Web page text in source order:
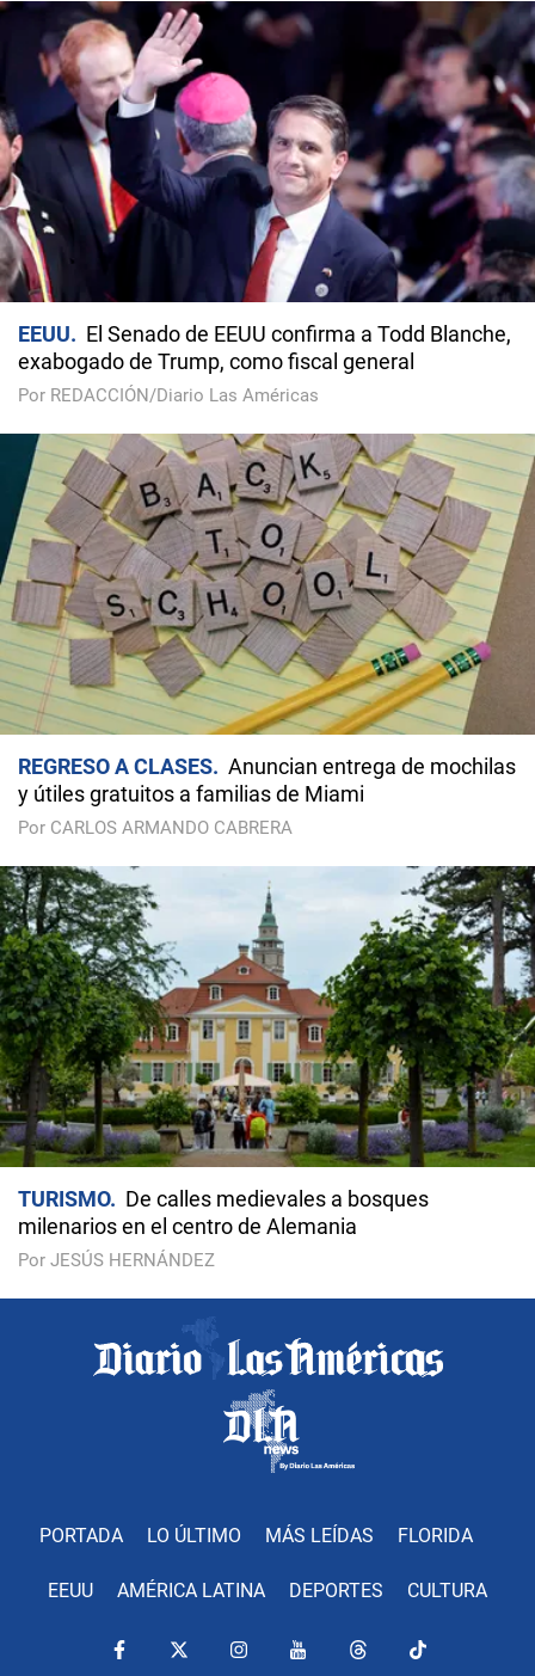
EEUU
El Senado de EEUU confirma a Todd Blanche,
exabogado de Trump, como fiscal general
Por REDACCIÓN/Diario Las Américas
REGRESO A CLASES
Anuncian entrega de mochilas
y útiles gratuitos a familias de Miami
Por CARLOS ARMANDO CABRERA
TURISMO
De calles medievales a bosques
milenarios en el centro de Alemania
Por JESÚS HERNÁNDEZ
PORTADA LO ÚLTIMO MÁS LEÍDAS FLORIDA
EEUU AMÉRICA LATINA DEPORTES CULTURA